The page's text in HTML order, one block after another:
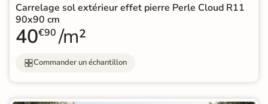
Carrelage sol extérieur effet pierre Perle Cloud R11
90x90 cm
40€90 /m²
Commander un échantillon